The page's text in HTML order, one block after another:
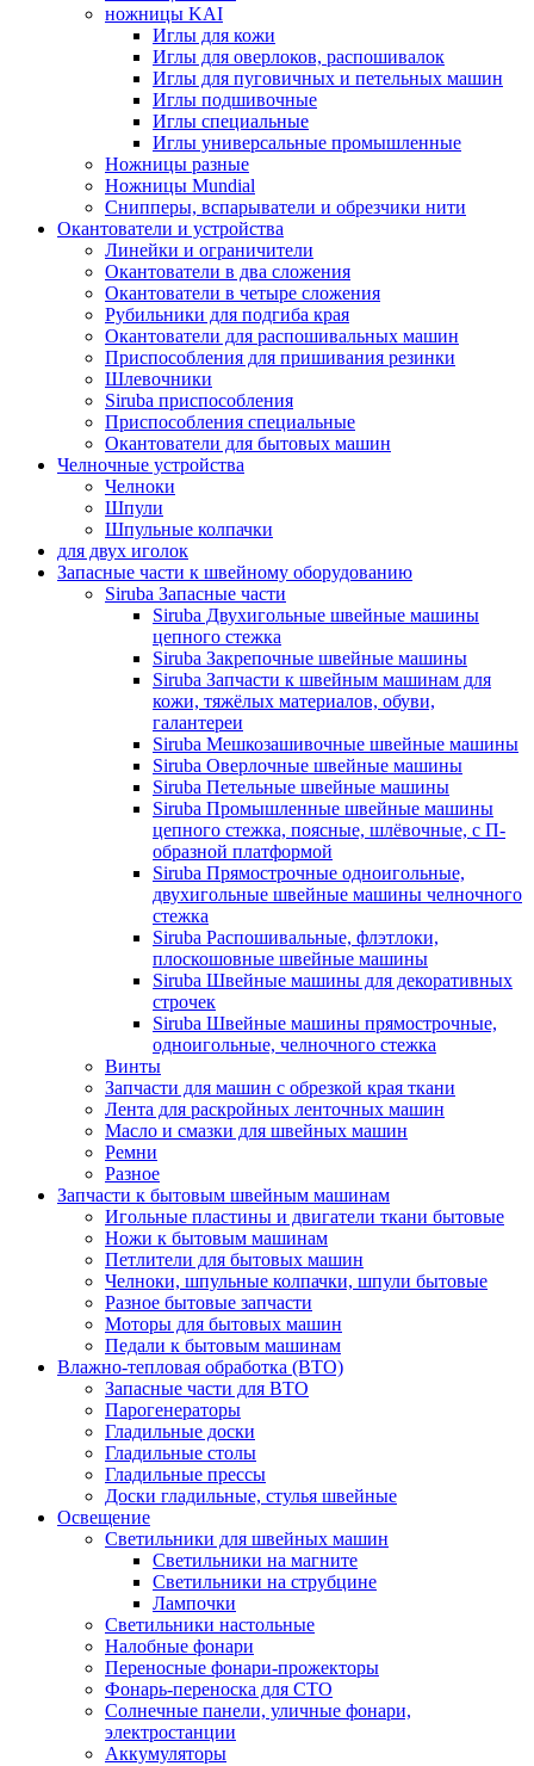
ножницы KAI
Иглы для кожи
Иглы для оверлоков, распошивалок
Иглы для пуговичных и петельных машин
Иглы подшивочные
Иглы специальные
Иглы универсальные промышленные
Ножницы разные
Ножницы Mundial
Снипперы, вспарыватели и обрезчики нити
Окантователи и устройства
Линейки и ограничители
Окантователи в два сложения
Окантователи в четыре сложения
Рубильники для подгиба края
Окантователи для распошивальных машин
Приспособления для пришивания резинки
Шлевочники
Siruba приспособления
Приспособления специальные
Окантователи для бытовых машин
Челночные устройства
Челноки
Шпули
Шпульные колпачки
для двух иголок
Запасные части к швейному оборудованию
Siruba Запасные части
Siruba Двухигольные швейные машины
цепного стежка
Siruba Закрепочные швейные машины
Siruba Запчасти к швейным машинам для
кожи, тяжёлых материалов, обуви,
галантереи
Siruba Мешкозашивочные швейные машины
Siruba Оверлочные швейные машины
Siruba Петельные швейные машины
Siruba Промышленные швейные машины
цепного стежка, поясные, шлёвочные, с П-
образной платформой
Siruba Прямострочные одноигольные,
двухигольные швейные машины челночного
стежка
Siruba Распошивальные, флэтлоки,
плоскошовные швейные машины
Siruba Швейные машины для декоративных
строчек
Siruba Швейные машины прямострочные,
одноигольные, челночного стежка
Винты
Запчасти для машин с обрезкой края ткани
Лента для раскройных ленточных машин
Масло и смазки для швейных машин
Ремни
Разное
Запчасти к бытовым швейным машинам
Игольные пластины и двигатели ткани бытовые
Ножи к бытовым машинам
Петлители для бытовых машин
Челноки, шпульные колпачки, шпули бытовые
Разное бытовые запчасти
Моторы для бытовых машин
Педали к бытовым машинам
Влажно-тепловая обработка (ВТО)
Запасные части для ВТО
Парогенераторы
Гладильные доски
Гладильные столы
Гладильные прессы
Доски гладильные, стулья швейные
Освещение
Светильники для швейных машин
Светильники на магните
Светильники на струбцине
Лампочки
Светильники настольные
Налобные фонари
Переносные фонари-прожекторы
Фонарь-переноска для СТО
Солнечные панели, уличные фонари,
электростанции
Аккумуляторы